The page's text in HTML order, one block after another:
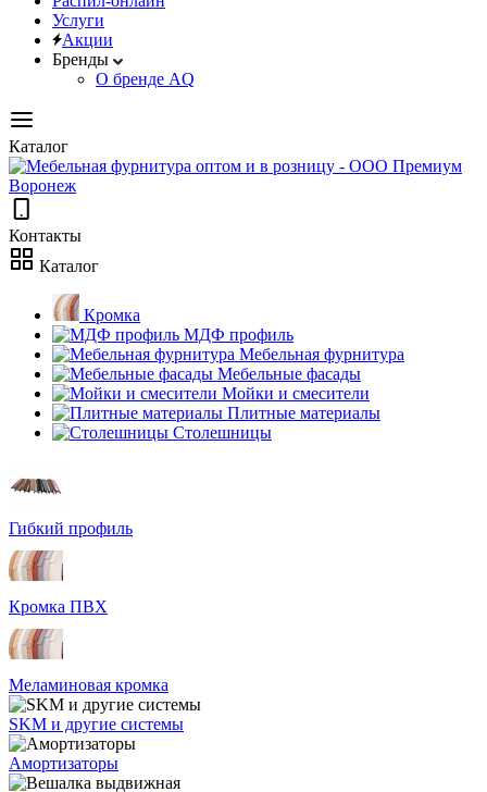
Услуги
Акции
Бренды
О бренде AQ
Каталог
Контакты
Каталог
Кромка
МДФ профиль
Мебельная фурнитура
Мебельные фасады
Мойки и смесители
Плитные материалы
Столешницы
Гибкий профиль
Кромка ПВХ
Меламиновая кромка
SKM и другие системы
Амортизаторы